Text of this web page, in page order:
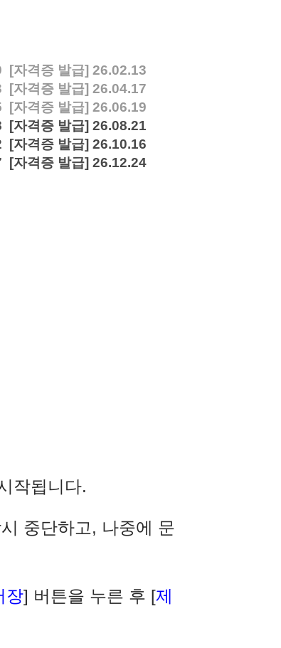
자격증 발급] 26.02.13
자격증 발급] 26.04.17
자격증 발급] 26.06.19
자격증 발급] 26.08.21
자격증 발급] 26.10.16
[자격증 발급] 26.12.24
작됩니다.
중단하고, 나중에 문
장] 버튼을 누른 후 [제